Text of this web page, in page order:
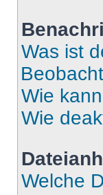
Was ist
Wie
Wie
Welche